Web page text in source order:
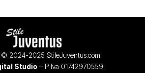
2024-2025 StileJuventus.com
Studio – P.Iva 01742970559